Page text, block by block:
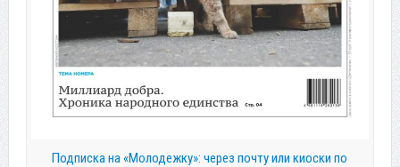
Подписка на «Молодежку»: через почту или киоски по